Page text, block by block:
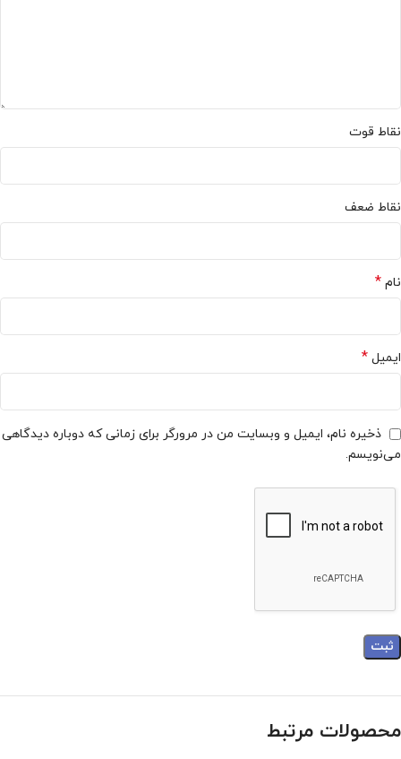
نقاط قوت
نقاط ضعف
نام *
ایمیل *
ذخیره نام، ایمیل و وبسایت من در مرورگر برای زمانی که دوباره دیدگاهی
می‌نویسم.
محصولات مرتبط